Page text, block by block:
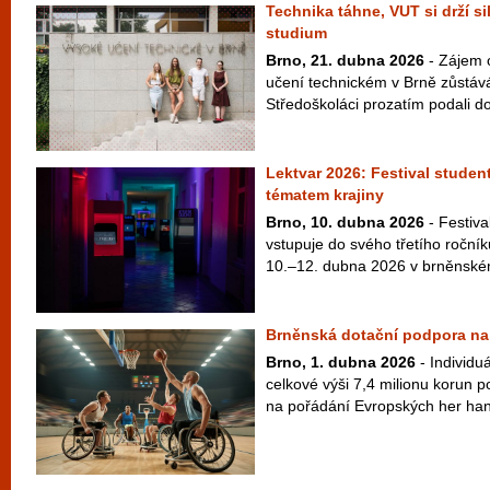
Technika táhne, VUT si drží
studium
Brno, 21. dubna 2026 - Zájem
učení technickém v Brně
Středoškoláci prozatím podali
Lektvar 2026: Festival
tématem krajiny
Brno, 10. dubna 2026 -
vstupuje do svého třetího
10.–12. dubna 2026 v
Brněnská dotační podpora
Brno, 1. dubna 2026 -
celkové výši 7,4 milionu korun
na pořádání Evropských her